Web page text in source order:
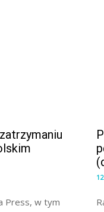
Press, w tym